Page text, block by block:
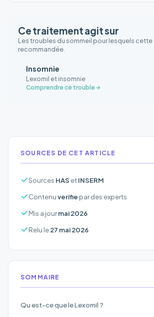
Ce traitement agit sur
Les troubles du sommeil pour lesquels
recommandée.
Insomnie
Lexomil et insomnie
Comprendre ce trouble
SOURCES DE CET ARTICLE
Sources HAS etINSERM
Contenuverifie par des experts
Mis a jourmai 2026
Relu le27 mai 2026
SOMMAIRE
Qu est-ce que le Lexomil ?